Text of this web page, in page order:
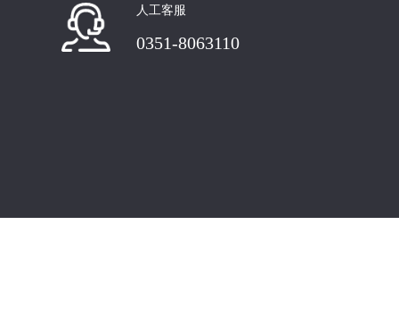
人工客服
0351-8063110